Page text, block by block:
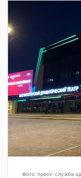
Фото: пресс-служба